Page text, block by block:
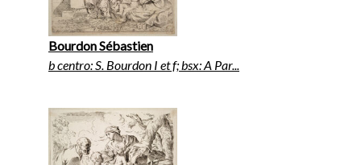
Bourdon Sébastien
b centro: S. Bourdon I et f; bsx: A Par...